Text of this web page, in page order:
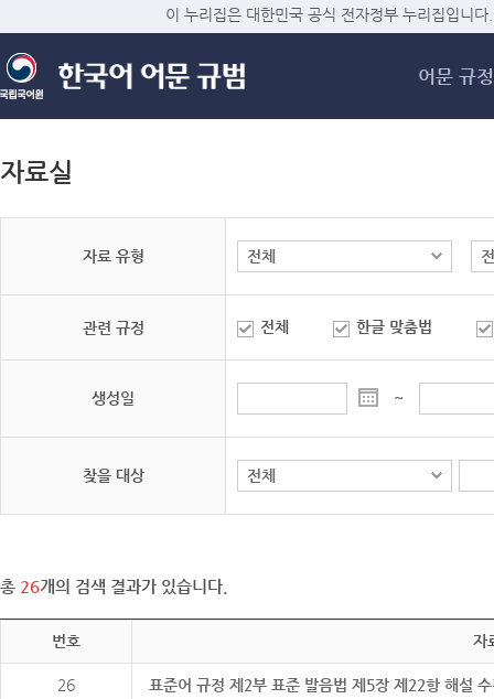
메
이 누리집은 대한민국 공식 전자정부 누리집입니다.
어문 규정
자료실
자료 유형
관련 규정 전체 한글 맞춤법
생성일 ~
찾을 대상
총 26개의 검색 결과가 있습니다.
번호 자
26 표준어 규정 제2부 표준 발음법 제5장 제22항 해설